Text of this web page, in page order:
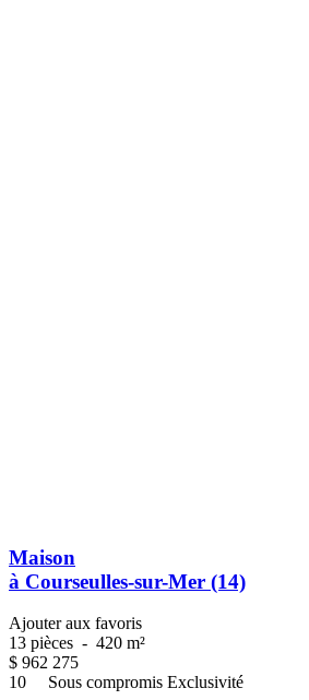
Maison
à Courseulles-sur-Mer (14)
Ajouter aux favoris
13 pièces - 420 m²
$ 962 275
10
Sous compromis Exclusivité